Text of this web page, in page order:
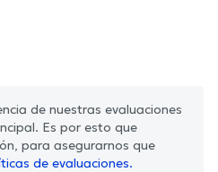
de nuestras evaluaciones
Es por esto que
para asegurarnos que
de evaluaciones.